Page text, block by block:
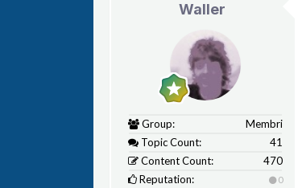
Waller
Group:
Membri
Topic Count:
41
Content Count:
470
Reputation:
0